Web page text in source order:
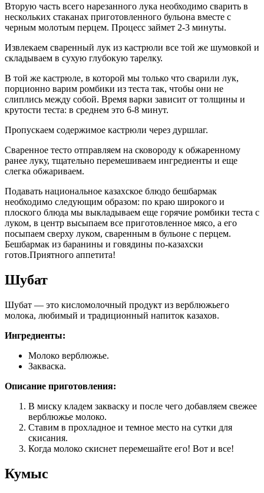
Вторую часть всего нарезанного лука необходимо сварить в
нескольких стаканах приготовленного бульона вместе с
черным молотым перцем. Процесс займет 2-3 минуты.
Извлекаем сваренный лук из кастрюли все той же шумовкой и
складываем в сухую глубокую тарелку.
В той же кастрюле, в которой мы только что сварили лук,
порционно варим ромбики из теста так, чтобы они не
слиплись между собой. Время варки зависит от толщины и
крутости теста: в среднем это 6-8 минут.
Пропускаем содержимое кастрюли через дуршлаг.
Сваренное тесто отправляем на сковороду к обжаренному
ранее луку, тщательно перемешиваем ингредиенты и еще
слегка обжариваем.
Подавать национальное казахское блюдо бешбармак
необходимо следующим образом: по краю широкого и
плоского блюда мы выкладываем еще горячие ромбики теста с
луком, в центр высыпаем все приготовленное мясо, а его
посыпаем сверху луком, сваренным в бульоне с перцем.
Бешбармак из баранины и говядины по-казахски
готов.Приятного аппетита!
Шубат
Шубат — это кисломолочный продукт из верблюжьего
молока, любимый и традиционный напиток казахов.
Ингредиенты:
Молоко верблюжье.
Закваска.
Описание приготовления:
В миску кладем закваску и после чего добавляем свежее
верблюжье молоко.
Ставим в прохладное и темное место на сутки для
скисания.
Когда молоко скиснет перемешайте его! Вот и все!
Кумыс